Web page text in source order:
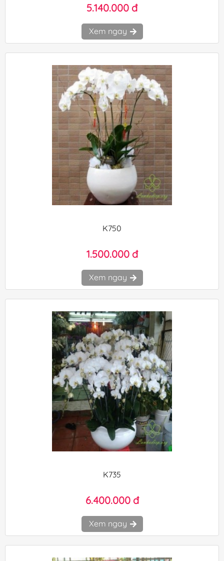
5.140.000 đ
Xem ngay
K750
1.500.000 đ
Xem ngay
K735
6.400.000 đ
Xem ngay